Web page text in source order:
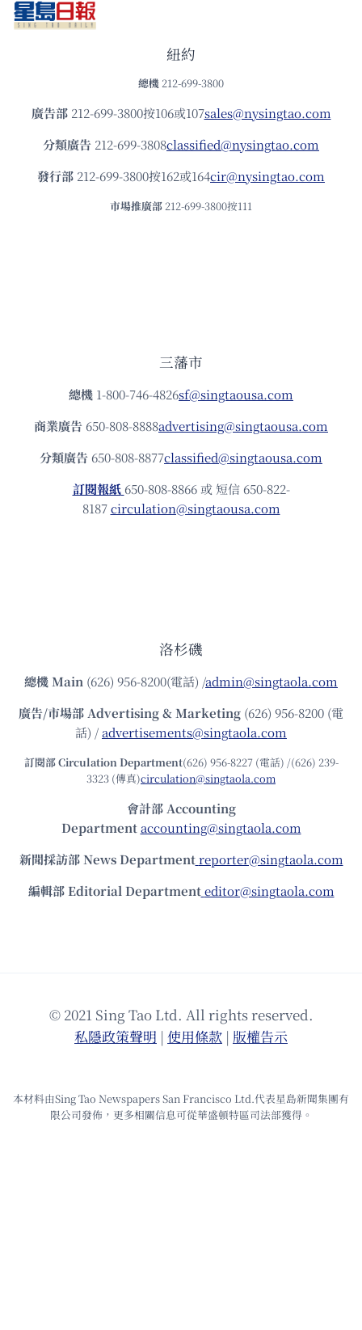
紐約
總機 212-699-3800
廣告部212-699-3800按106或107sales@nysingtao.com
分類廣告 212-699-3808classified@nysingtao.com
發⾏部 212-699-3800按162或164cir@nysingtao.com
市場推廣部 212-699-3800按111
三藩市
總機 1-800-746-4826sf@singtaousa.com
商業廣告 650-808-8888advertising@singtaousa.com
分類廣告 650-808-8877classified@singtaousa.com
訂閱報紙 650-808-8866 或 短信 650-822-
8187circulation@singtaousa.com
洛杉磯
總機Main (626) 956-8200(電話) /admin@singtaola.com
廣告/市場部Advertising & Marketing (626) 956-8200 (電
話) /advertisements@singtaola.com
訂閱部 Circulation Department(626) 956-8227 (電話) /(626) 239-
3323 (傳真)circulation@singtaola.com
會計部 Accounting
Department accounting@singtaola.com
新聞採訪部 News Department reporter@singtaola.com
編輯部 Editorial Department editor@singtaola.com
© 2021 Sing Tao Ltd. All rights reserved.
私隱政策聲明 | 使⽤條款 | 版權告⽰
本材料由Sing Tao Newspapers San Francisco Ltd.代表星島新聞集團有
限公司發佈，更多相關信息可從華盛頓特區司法部獲得。